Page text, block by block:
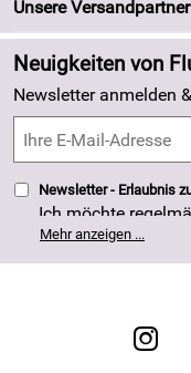
Newsletter
Zahlung und Versand
Kundenlogin
Neu
Angebote
Made in Germany
4,8/5*****
Unsere Versandpartner
Neuigkeiten von
Newsletter anmelden
Newsletter - Erlaubnis
Ich möchte
erhalten. Meine E-Mail-Adresse wird nicht an andere
Unternehmen
Nutzung meiner E-
Mehr anzeigen ...